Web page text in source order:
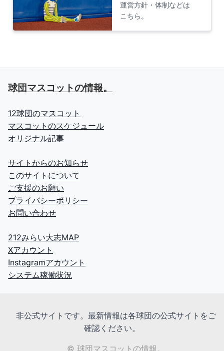
運営方針・体制などは
こちら。
球団マスコットの情報。
12球団のマスコット
マスコットのスケジュール
オリジナル記事
サイトからのお知らせ
このサイトについて
ご支援のお願い
プライバシーポリシー
お問い合わせ
212みらい大志MAP
Xアカウント
Instagramアカウント
システム稼働状況
非公式サイトです。最新情報は各球団の公式サイトをご
確認ください。
© 球団マスコットの情報。